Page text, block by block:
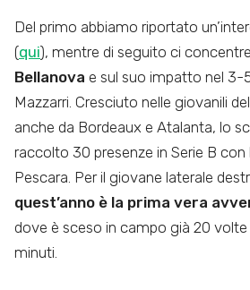
Del primo abbiamo riportato
(qui), mentre di seguito ci
Bellanova e sul suo impatto nel
Mazzarri. Cresciuto nelle giovanili
anche da Bordeaux e Atalanta, lo
raccolto 30 presenze in Serie B con
Pescara. Per il giovane laterale
quest’anno è la prima vera
dove è sceso in campo già 20
minuti.